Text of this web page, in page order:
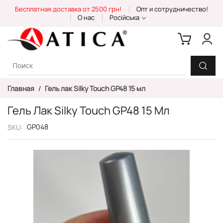
Content
Бесплатная доставка от 2500 грн!
Опт и сотрудничество!
О нас
Російська
Главная Гель лак Silky Touch GP48 15 мл
Гель Лак Silky Touch GP48 15 Мл
SKU GP048